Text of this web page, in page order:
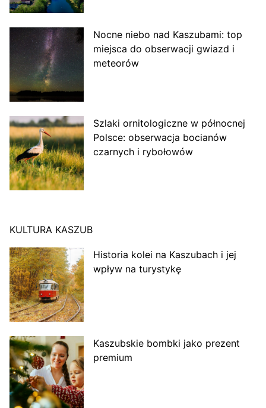
Nocne niebo nad Kaszubami: top
miejsca do obserwacji gwiazd i
meteorów
Szlaki ornitologiczne w północnej
Polsce: obserwacja bocianów
czarnych i rybołowów
KULTURA KASZUB
Historia kolei na Kaszubach i jej
wpływ na turystykę
Kaszubskie bombki jako prezent
premium